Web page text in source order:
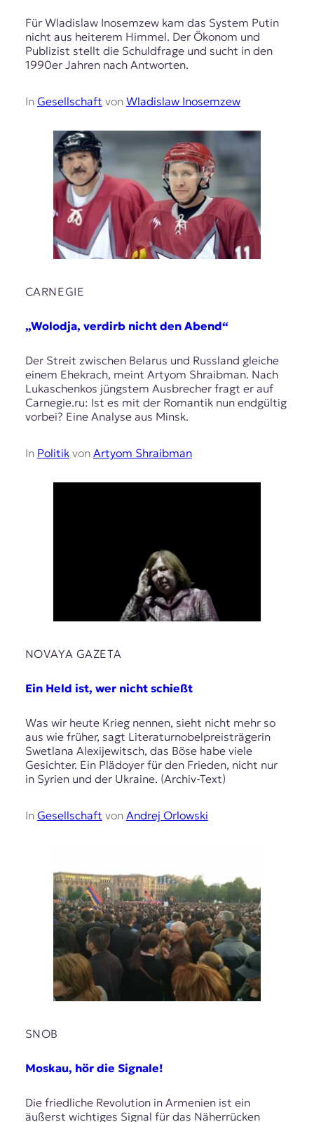
Für Wladislaw Inosemzew kam das System Putin
nicht aus heiterem Himmel. Der Ökonom und
Publizist stellt die Schuldfrage und sucht in den
1990er Jahren nach Antworten.
In Gesellschaft von Wladislaw Inosemzew
CARNEGIE
„Wolodja, verdirb nicht den Abend“
Der Streit zwischen Belarus und Russland gleiche
einem Ehekrach, meint Artyom Shraibman. Nach
Lukaschenkos jüngstem Ausbrecher fragt er auf
Carnegie.ru: Ist es mit der Romantik nun endgültig
vorbei? Eine Analyse aus Minsk.
In Politikvon Artyom Shraibman
NOVAYA GAZETA
Ein Held ist, wer nicht schießt
Was wir heute Krieg nennen, sieht nicht mehr so
aus wie früher, sagt Literaturnobelpreisträgerin
Swetlana Alexijewitsch, das Böse habe viele
Gesichter. Ein Plädoyer für den Frieden, nicht nur
in Syrien und der Ukraine. (Archiv-Text)
In Gesellschaft von Andrej Orlowski
SNOB
Moskau, hör die Signale!
Die friedliche Revolution in Armenien ist ein
äußerst wichtiges Signal für das Näherrücken